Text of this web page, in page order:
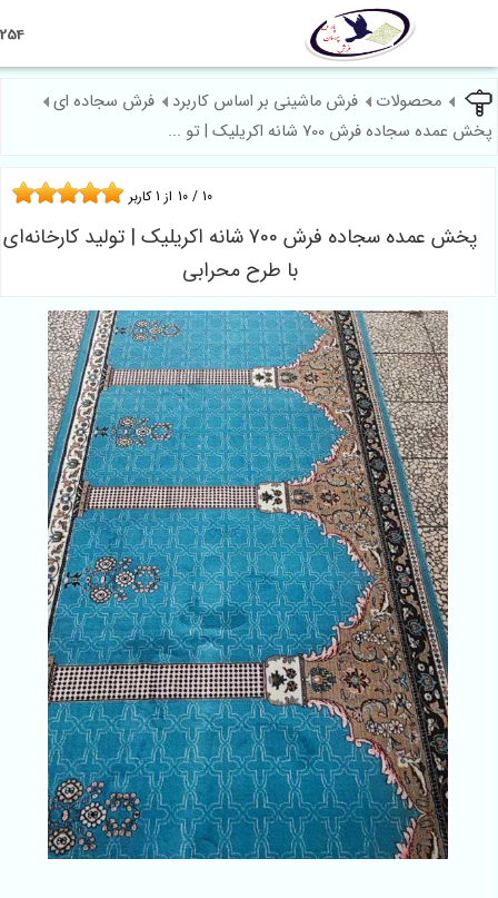
09124602254
فرش ماشینی بر اساس کاربرد
فرش سجاده ای
700 شانه اکریلیک | تو ...
پخش عمده سجاده فرش 700 شانه اکریلیک | تولید کارخانه‌ای
با طرح محرابی
کاربر